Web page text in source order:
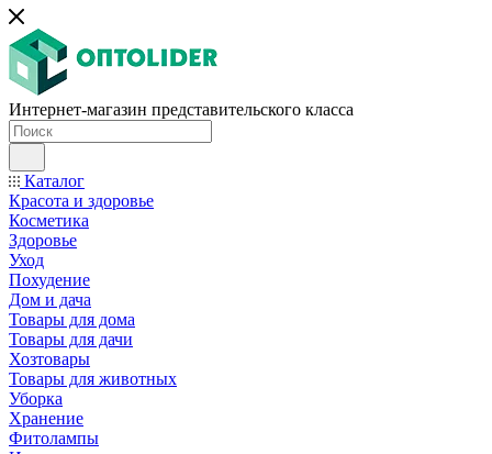
Интернет-магазин представительского класса
Каталог
Красота и здоровье
Косметика
Здоровье
Уход
Похудение
Дом и дача
Товары для дома
Товары для дачи
Хозтовары
Товары для животных
Уборка
Хранение
Фитолампы